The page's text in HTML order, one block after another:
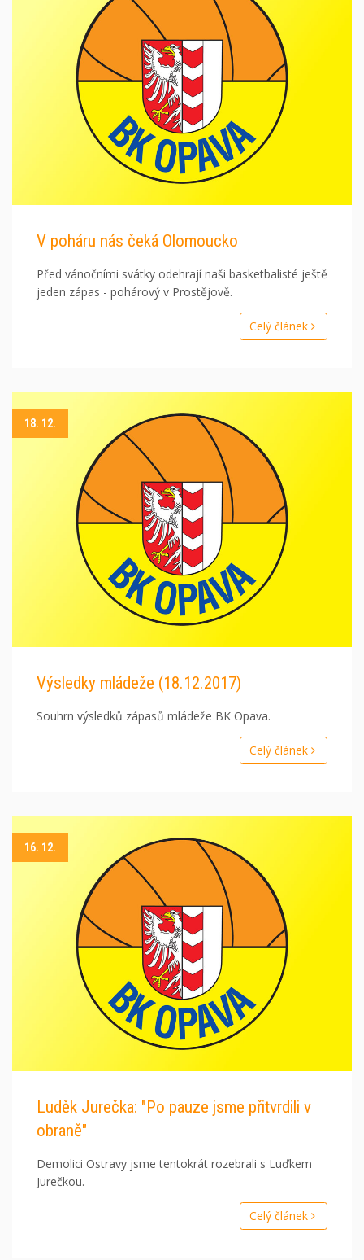
V poháru nás čeká Olomoucko
Před vánočními svátky odehrají naši basketbalisté ještě
jeden zápas - pohárový v Prostějově.
Celý článek
18. 12.
Výsledky mládeže (18.12.2017)
Souhrn výsledků zápasů mládeže BK Opava.
Celý článek
16. 12.
Luděk Jurečka: "Po pauze jsme přitvrdili v
obraně"
Demolici Ostravy jsme tentokrát rozebrali s Luďkem
Jurečkou.
Celý článek